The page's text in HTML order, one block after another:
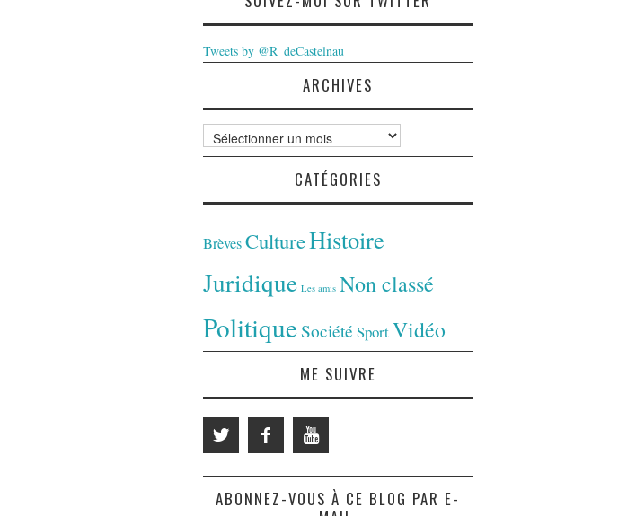
Tweets by @R_deCastelnau
ARCHIVES
Archives
CATÉGORIES
BrèvesCultureHistoire
Juridique Les amis Non classé
PolitiqueSociété SportVidéo
ME SUIVRE
ABONNEZ-VOUS À CE BLOG PAR E-